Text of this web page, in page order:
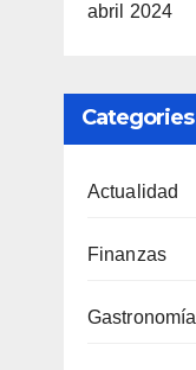
abril 2024
Categories
Actualidad
Finanzas
Gastronomía